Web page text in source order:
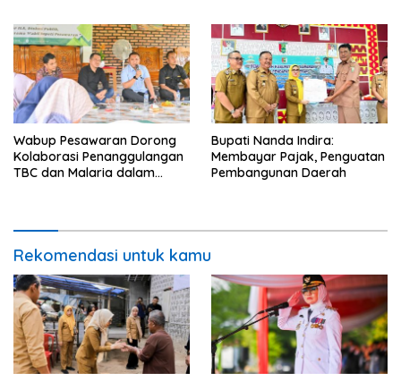
Wabup Pesawaran Dorong
Kolaborasi Penanggulangan
TBC dan Malaria dalam
Bupati Nanda Indira:
Membayar Pajak, Penguatan
Pembangunan Daerah
Rekomendasi untuk kamu